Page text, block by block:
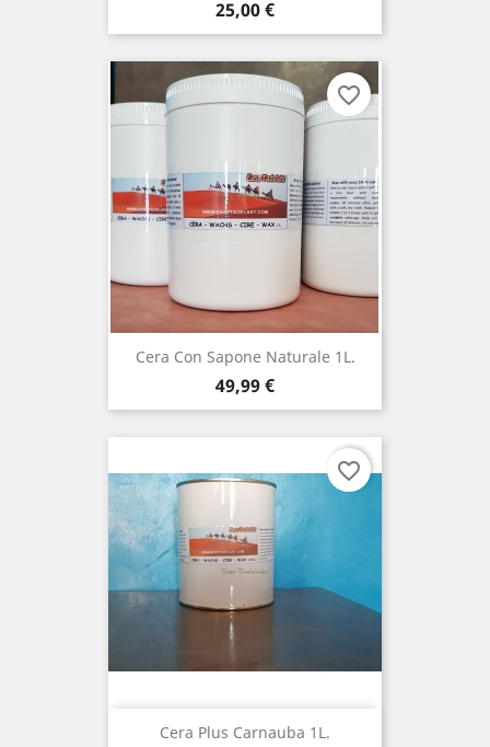
Prezzo
25,00 €
Cera Con Sapone Naturale 1L.
Prezzo
49,99 €
favorite_border
Cera Plus Carnauba 1L.
favorite_border